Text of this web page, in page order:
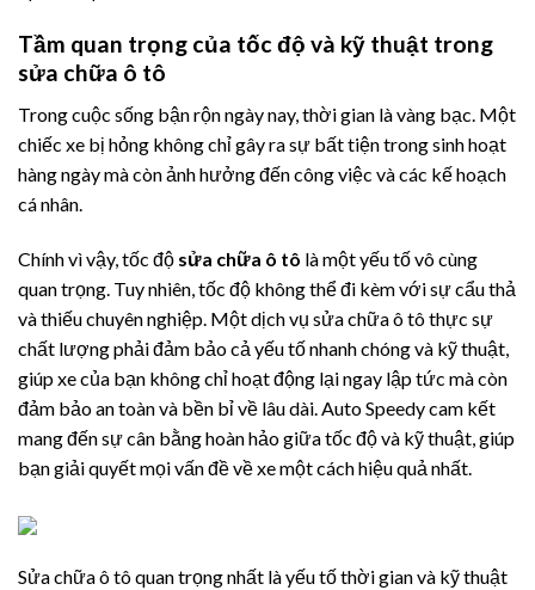
Tầm quan trọng của tốc độ và kỹ thuật trong
sửa chữa ô tô
Trong cuộc sống bận rộn ngày nay, thời gian là vàng bạc. Một
chiếc xe bị hỏng không chỉ gây ra sự bất tiện trong sinh hoạt
hàng ngày mà còn ảnh hưởng đến công việc và các kế hoạch
cá nhân.
Chính vì vậy, tốc độ sửa chữa ô tô là một yếu tố vô cùng
quan trọng. Tuy nhiên, tốc độ không thể đi kèm với sự cẩu thả
và thiếu chuyên nghiệp. Một dịch vụ sửa chữa ô tô thực sự
chất lượng phải đảm bảo cả yếu tố nhanh chóng và kỹ thuật,
giúp xe của bạn không chỉ hoạt động lại ngay lập tức mà còn
đảm bảo an toàn và bền bỉ về lâu dài. Auto Speedy cam kết
mang đến sự cân bằng hoàn hảo giữa tốc độ và kỹ thuật, giúp
bạn giải quyết mọi vấn đề về xe một cách hiệu quả nhất.
Sửa chữa ô tô quan trọng nhất là yếu tố thời gian và kỹ thuật